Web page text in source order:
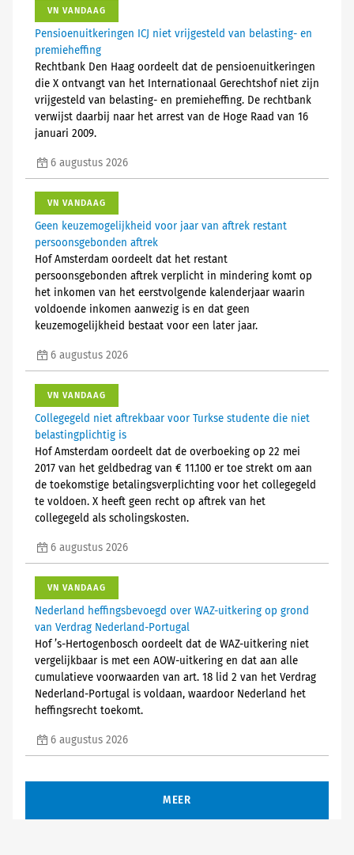
VN VANDAAG
Pensioenuitkeringen ICJ niet vrijgesteld van belasting- en
premieheffing
Rechtbank Den Haag oordeelt dat de pensioenuitkeringen
die X ontvangt van het Internationaal Gerechtshof niet zijn
vrijgesteld van belasting- en premieheffing. De rechtbank
verwijst daarbij naar het arrest van de Hoge Raad van 16
januari 2009.
6 augustus 2026
VN VANDAAG
Geen keuzemogelijkheid voor jaar van aftrek restant
persoonsgebonden aftrek
Hof Amsterdam oordeelt dat het restant
persoonsgebonden aftrek verplicht in mindering komt op
het inkomen van het eerstvolgende kalenderjaar waarin
voldoende inkomen aanwezig is en dat geen
keuzemogelijkheid bestaat voor een later jaar.
6 augustus 2026
VN VANDAAG
Collegegeld niet aftrekbaar voor Turkse studente die niet
belastingplichtig is
Hof Amsterdam oordeelt dat de overboeking op 22 mei
2017 van het geldbedrag van € 11.100 er toe strekt om aan
de toekomstige betalingsverplichting voor het collegegeld
te voldoen. X heeft geen recht op aftrek van het
collegegeld als scholingskosten.
6 augustus 2026
VN VANDAAG
Nederland heffingsbevoegd over WAZ-uitkering op grond
van Verdrag Nederland-Portugal
Hof ’s-Hertogenbosch oordeelt dat de WAZ-uitkering niet
vergelijkbaar is met een AOW-uitkering en dat aan alle
cumulatieve voorwaarden van art. 18 lid 2 van het Verdrag
Nederland-Portugal is voldaan, waardoor Nederland het
heffingsrecht toekomt.
6 augustus 2026
MEER